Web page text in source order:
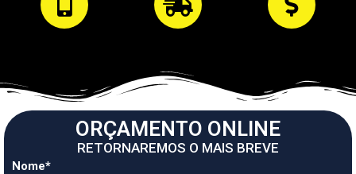
ORÇAMENTO ONLINE
RETORNAREMOS O MAIS BREVE
Nome*